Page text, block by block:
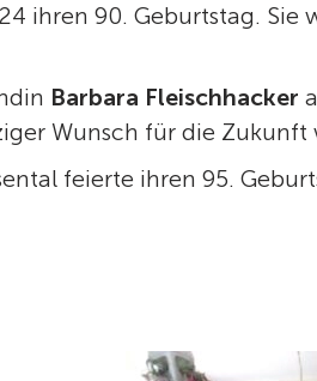
ihren 90. Geburtstag.
Barbara Fleischhacker
Wunsch für die Zukunft
feierte ihren 95.